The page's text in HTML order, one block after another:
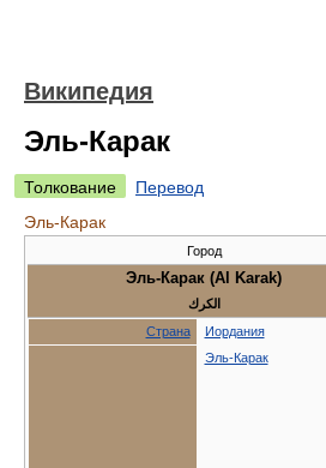
Википедия
Эль-Карак
Толкование
Перевод
Эль-Карак
Город
Эль-Карак (Al Karak)
الكرك
Страна
Иордания
Эль-Карак